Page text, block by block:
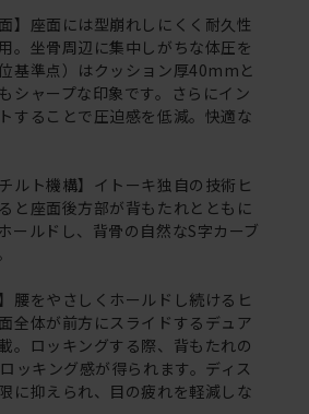
】座面には型崩れしにくく耐久性
。坐骨周辺に集中しがちな体圧を
基準点）はクッション厚40mmと
シャープな印象です。さらにイン
することで圧迫感を低減。快適な
ルト機構】イトーキ独自の技術ヒ
と座面後方部が背もたれとともに
ールドし、背骨の自然なS字カーブ
腰をやさしくホールドし続けるヒ
全体が前方にスライドするデュア
。ロッキングする際、背もたれの
ッキング感が得られます。ディス
に抑えられ、目の疲れを軽減しな